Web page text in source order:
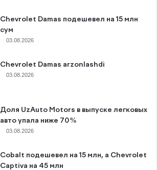
Chevrolet Damas подешевел на 15 млн
сум
03.08.2026
Chevrolet Damas arzonlashdi
03.08.2026
Доля UzAuto Motors в выпуске легковых
авто упала ниже 70%
03.08.2026
Cobalt подешевел на 15 млн, а Chevrolet
Captiva на 45 млн